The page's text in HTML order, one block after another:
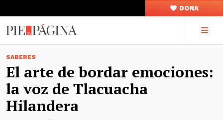
DONA
SABERES
El arte de bordar emociones:
la voz de Tlacuacha
Hilandera